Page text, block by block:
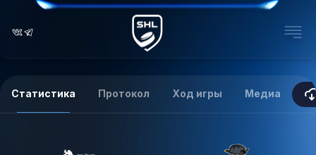
Статистика Протокол Ход игры Медиа